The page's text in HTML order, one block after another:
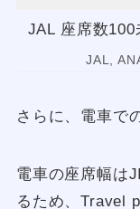
JAL 座席数100
JAL,
さらに、電車で
電車の座席幅は
るため、Travel